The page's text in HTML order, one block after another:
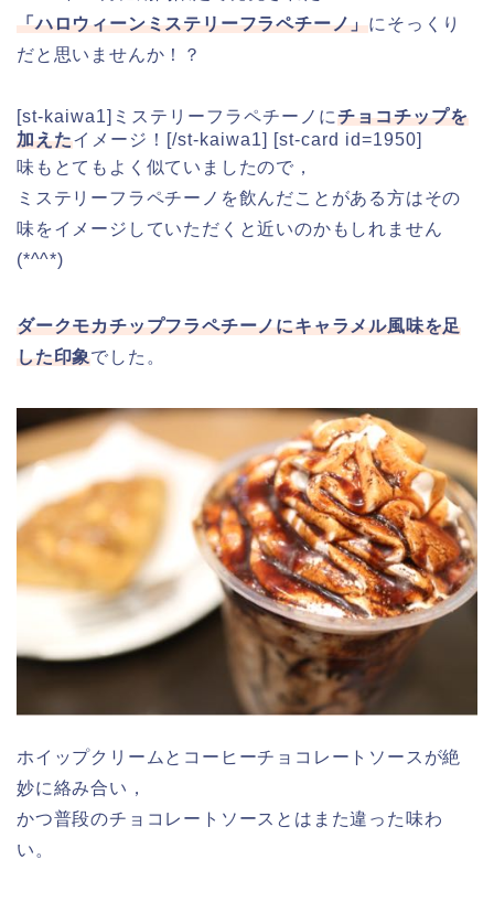
「ハロウィーンミステリーフラペチーノ」にそっくり
だと思いませんか！？
[st-kaiwa1]ミステリーフラペチーノにチョコチップを
加えたイメージ！[/st-kaiwa1] [st-card id=1950]
味もとてもよく似ていましたので，
ミステリーフラペチーノを飲んだことがある方はその
味をイメージしていただくと近いのかもしれません
(*^^*)
ダークモカチップフラペチーノにキャラメル風味を足
した印象でした。
ホイップクリームとコーヒーチョコレートソースが絶
妙に絡み合い，
かつ普段のチョコレートソースとはまた違った味わ
い。